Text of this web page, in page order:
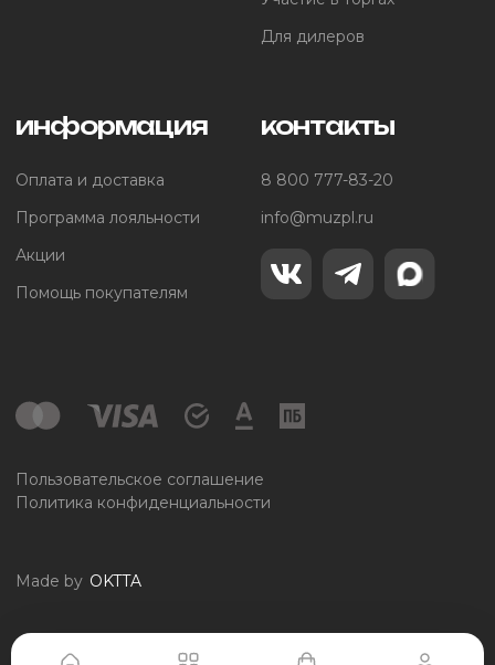
Для дилеров
информация
Оплата и доставка
Программа лояльности
Акции
Помощь покупателям
контакты
8 800 777-83-20
info@muzpl.ru
Пользовательское соглашение
Политика конфиденциальности
Made by OKTTA